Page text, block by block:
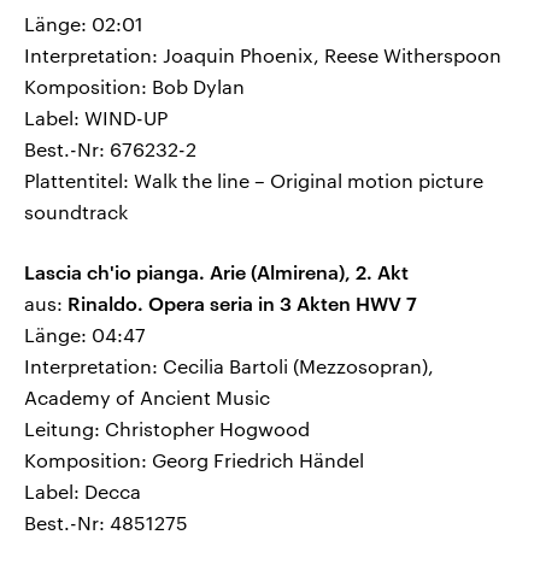
Länge: 02:01
Interpretation: Joaquin Phoenix, Reese Witherspoon
Komposition: Bob Dylan
Label: WIND-UP
Best.-Nr: 676232-2
Plattentitel: Walk the line – Original motion picture
soundtrack
Lascia ch'io pianga. Arie (Almirena), 2. Akt
aus: Rinaldo. Opera seria in 3 Akten HWV 7
Länge: 04:47
Interpretation: Cecilia Bartoli (Mezzosopran),
Academy of Ancient Music
Leitung: Christopher Hogwood
Komposition: Georg Friedrich Händel
Label: Decca
Best.-Nr: 4851275